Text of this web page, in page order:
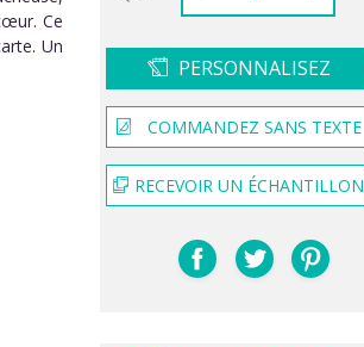
Ce
Un
PERSONNALISEZ
COMMANDEZ SANS TEXTE
RECEVOIR UN ÉCHANTILLON